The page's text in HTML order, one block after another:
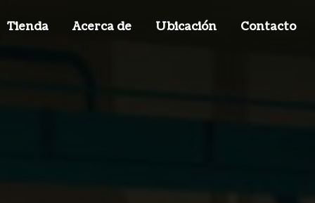
Tienda Acerca de Ubicación Contacto